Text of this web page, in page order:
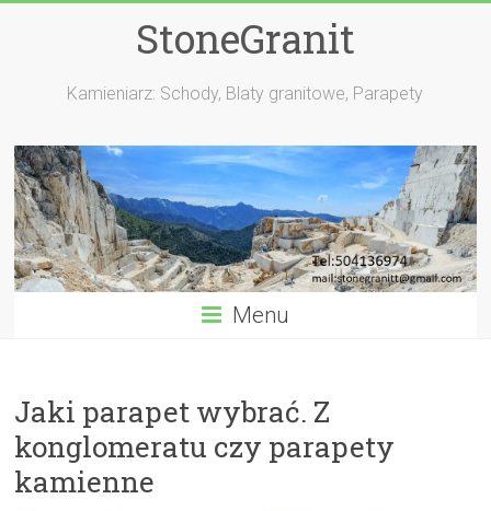
StoneGranit
Kamieniarz: Schody, Blaty granitowe, Parapety
Menu
Jaki parapet wybrać. Z
konglomeratu czy parapety
kamienne